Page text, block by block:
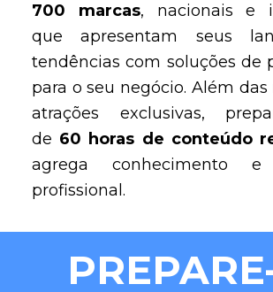
700 marcas, nacionais e
que apresentam seus
tendências com soluções de
para o seu negócio. Além
atrações exclusivas,
de 60 horas de conteúdo
agrega conhecimento e
profissional.